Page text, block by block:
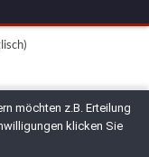
)
möchten z.B. Erteilung
klicken Sie